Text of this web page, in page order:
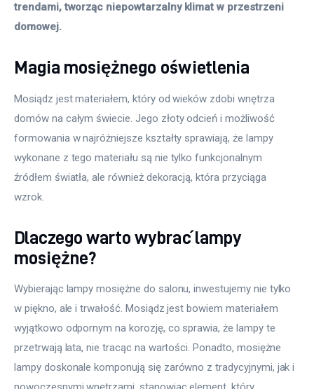
trendami, tworząc niepowtarzalny klimat w przestrzeni
domowej.
Magia mosiężnego oświetlenia
Mosiądz jest materiałem, który od wieków zdobi wnętrza
domów na całym świecie. Jego złoty odcień i możliwość
formowania w najróżniejsze kształty sprawiają, że lampy
wykonane z tego materiału są nie tylko funkcjonalnym
źródłem światła, ale również dekoracją, która przyciąga
wzrok.
Dlaczego warto wybrać lampy
mosiężne?
Wybierając lampy mosiężne do salonu, inwestujemy nie tylko
w piękno, ale i trwałość. Mosiądz jest bowiem materiałem
wyjątkowo odpornym na korozję, co sprawia, że lampy te
przetrwają lata, nie tracąc na wartości. Ponadto, mosiężne
lampy doskonale komponują się zarówno z tradycyjnymi, jak i